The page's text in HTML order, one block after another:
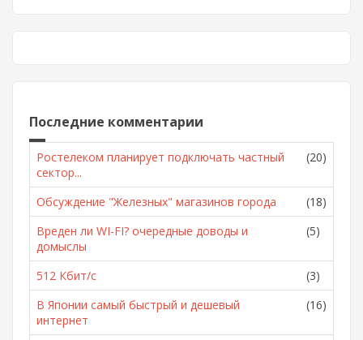
Последние комментарии
Ростелеком планирует подключать частный
сектор...
(20)
Обсуждение "Железных" магазинов города
(18)
Вреден ли WI-FI? очередные доводы и
домыслы
(5)
512 Кбит/с
(3)
В Японии самый быстрый и дешевый
интернет
(16)